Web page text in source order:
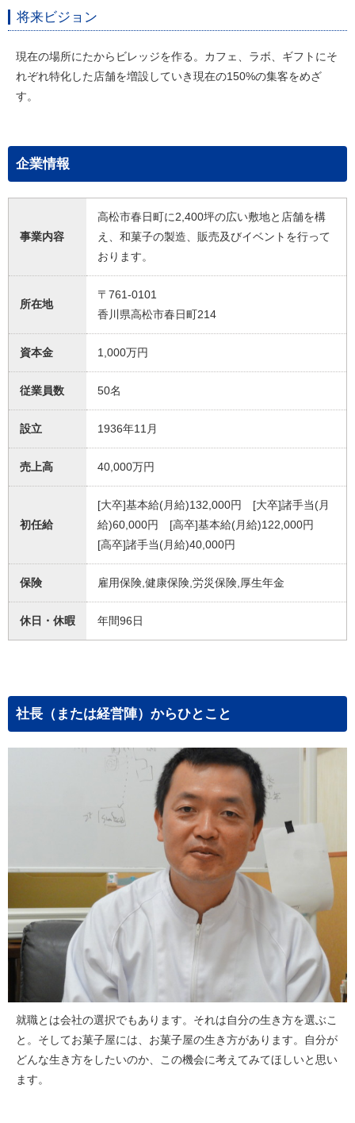
将来ビジョン
現在の場所にたからビレッジを作る。カフェ、ラボ、ギフトにそ
れぞれ特化した店舗を増設していき現在の150%の集客をめざ
す。
企業情報
事業内容
高松市春日町に2,400坪の広い敷地と店舗を構
え、和菓子の製造、販売及びイベントを行って
おります。
所在地
〒761-0101
香川県高松市春日町214
資本金 1,000万円
従業員数 50名
設立 1936年11月
売上高 40,000万円
初任給
[大卒]基本給(月給)132,000円 [大卒]諸手当(月
給)60,000円 [高卒]基本給(月給)122,000円
[高卒]諸手当(月給)40,000円
保険 雇用保険,健康保険,労災保険,厚生年金
休日・休暇 年間96日
社長（または経営陣）からひとこと
就職とは会社の選択でもあります。それは自分の生き方を選ぶこ
と。そしてお菓子屋には、お菓子屋の生き方があります。自分が
どんな生き方をしたいのか、この機会に考えてみてほしいと思い
ます。